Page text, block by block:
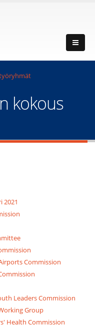
kokous
2021
Commission
Leaders Commission
Group
Health Commission